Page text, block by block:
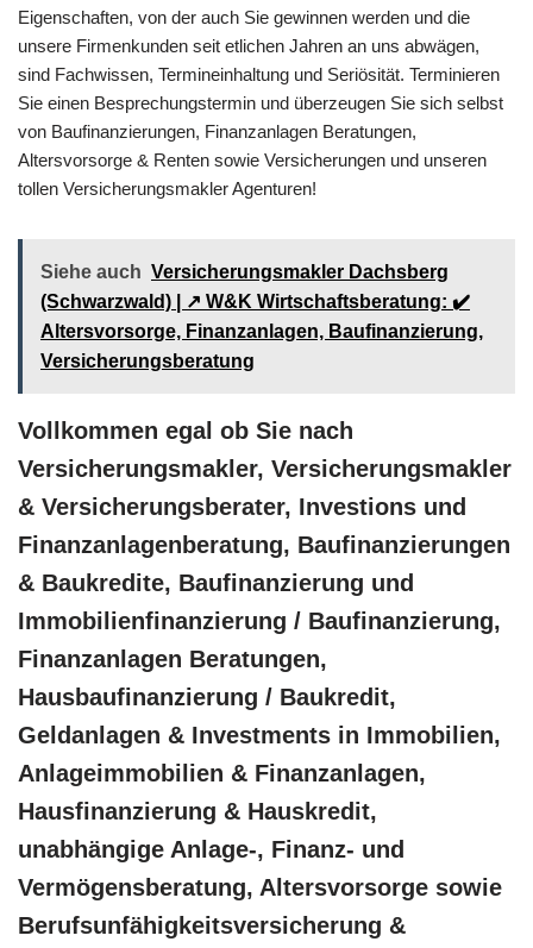
Eigenschaften, von der auch Sie gewinnen werden und die
unsere Firmenkunden seit etlichen Jahren an uns abwägen,
sind Fachwissen, Termineinhaltung und Seriösität. Terminieren
Sie einen Besprechungstermin und überzeugen Sie sich selbst
von Baufinanzierungen, Finanzanlagen Beratungen,
Altersvorsorge & Renten sowie Versicherungen und unseren
tollen Versicherungsmakler Agenturen!
Siehe auch Versicherungsmakler Dachsberg
(Schwarzwald) | ↗️ W&K Wirtschaftsberatung: ✔️
Altersvorsorge, Finanzanlagen, Baufinanzierung,
Versicherungsberatung
Vollkommen egal ob Sie nach
Versicherungsmakler, Versicherungsmakler
& Versicherungsberater, Investions und
Finanzanlagenberatung, Baufinanzierungen
& Baukredite, Baufinanzierung und
Immobilienfinanzierung / Baufinanzierung,
Finanzanlagen Beratungen,
Hausbaufinanzierung / Baukredit,
Geldanlagen & Investments in Immobilien,
Anlageimmobilien & Finanzanlagen,
Hausfinanzierung & Hauskredit,
unabhängige Anlage-, Finanz- und
Vermögensberatung, Altersvorsorge sowie
Berufsunfähigkeitsversicherung &